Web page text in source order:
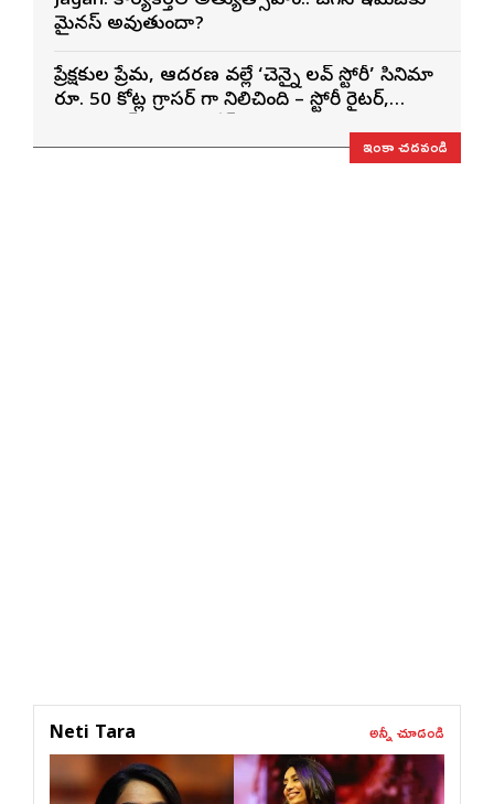
మైనస్ అవుతుందా?
ప్రేక్షకుల ప్రేమ, ఆదరణ వల్లే ‘చెన్నై లవ్ స్టోరీ’ సినిమా
రూ. 50 కోట్ల గ్రాసర్ గా నిలిచింది – స్టోరీ రైటర్,
ఇంకా చదవండి
Neti Tara అన్నీ చూడండి